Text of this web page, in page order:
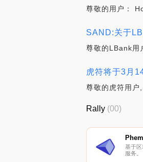
尊敬的用户：
SAND:关于
尊敬的LBank用
虎符将于3月
尊敬的虎符用
Rally (00)
基于
服务。